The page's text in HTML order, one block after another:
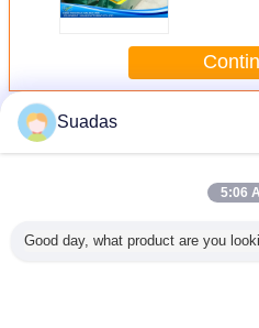
Plus Tuyau d'acier faisant la
Steel
Machine de
TT60
Suadas
5:06
Good day, what product are you